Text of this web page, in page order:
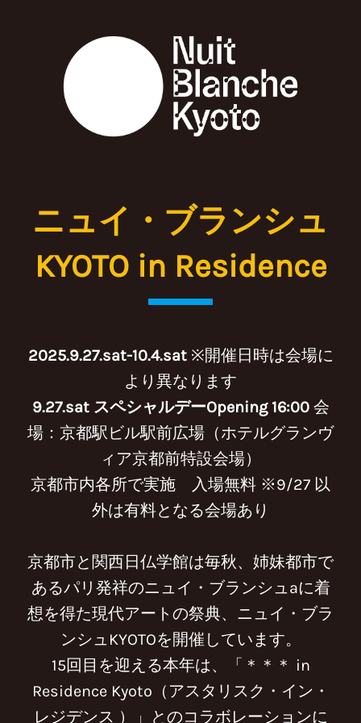
ニュイ・ブランシュ
KYOTO in Residence
2025.9.27.sat-10.4.sat※開催日時は会場に
より異なります
9.27.sat スペシャルデーOpening 16:00会
場：京都駅ビル駅前広場（ホテルグランヴ
ィア京都前特設会場）
京都市内各所で実施 入場無料 ※9/27 以
外は有料となる会場あり
京都市と関西日仏学館は毎秋、姉妹都市で
あるパリ発祥のニュイ・ブランシュaに着
想を得た現代アートの祭典、ニュイ・ブラ
ンシュKYOTOを開催しています。
15回目を迎える本年は、「＊＊＊ in
Residence Kyoto（アスタリスク・イン・
レジデンス ）」とのコラボレーションに